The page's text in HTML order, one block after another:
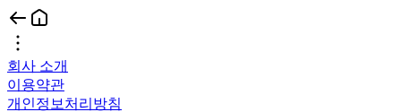
회사 소개
이용약관
개인정보처리방침